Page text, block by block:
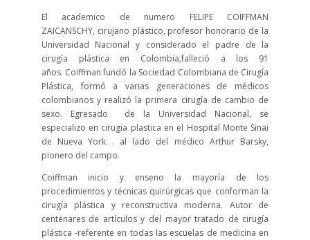
El academico de numero FELIPE COIFFMAN
ZAICANSCHY, cirujano plástico, profesor honorario de la
Universidad Nacional y considerado el padre de la
cirugía plástica en Colombia,falleció a los 91
años. Coiffman fundó la Sociedad Colombiana de Cirugía
Plástica, formó a varias generaciones de médicos
colombianos y realizó la primera cirugía de cambio de
sexo. Egresado de la Universidad Nacional, se
especializo en cirugia plastica en el Hospital Monte Sinai
de Nueva York . al lado del médico Arthur Barsky,
pionero del campo.
Coiffman inicio y enseno la mayoría de los
procedimientos y técnicas quirúrgicas que conforman la
cirugía plástica y reconstructiva moderna. Autor de
centenares de artículos y del mayor tratado de cirugía
plástica -referente en todas las escuelas de medicina en